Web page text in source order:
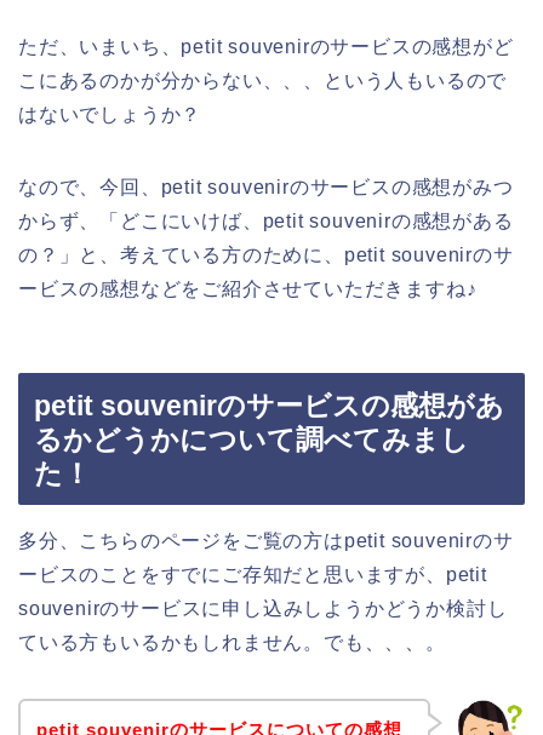
ただ、いまいち、petit souvenirのサービスの感想がど
こにあるのかが分からない、、、という人もいるので
はないでしょうか？
なので、今回、petit souvenirのサービスの感想がみつ
からず、「どこにいけば、petit souvenirの感想がある
の？」と、考えている方のために、petit souvenirのサ
ービスの感想などをご紹介させていただきますね♪
petit souvenirのサービスの感想があ
るかどうかについて調べてみまし
た！
多分、こちらのページをご覧の方はpetit souvenirのサ
ービスのことをすでにご存知だと思いますが、petit
souvenirのサービスに申し込みしようかどうか検討し
ている方もいるかもしれません。でも、、、。
petit souvenirのサービスについての感想